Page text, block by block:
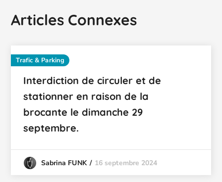
Articles Connexes
Trafic & Parking
Interdiction de circuler et de
stationner en raison de la
brocante le dimanche 29
septembre.
Sabrina FUNK 16 septembre 2024